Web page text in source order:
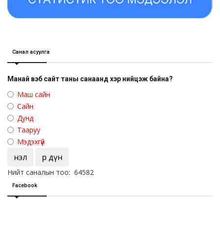
Санал асуулга
Манай вэб сайт таны санаанд хэр нийцэж байна?
Маш сайн
Сайн
Дунд
Тааруу
Мэдэхгүй
Үнэл Үр дүн
Нийт саналын тоо: 64582
Facebook